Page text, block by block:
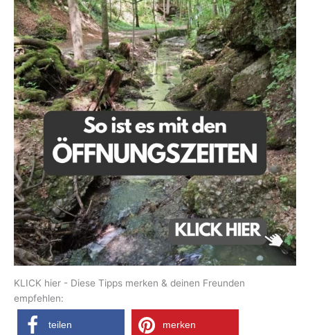
KLICK hier - Diese Tipps merken & deinen Freunden
empfehlen:
teilen merken